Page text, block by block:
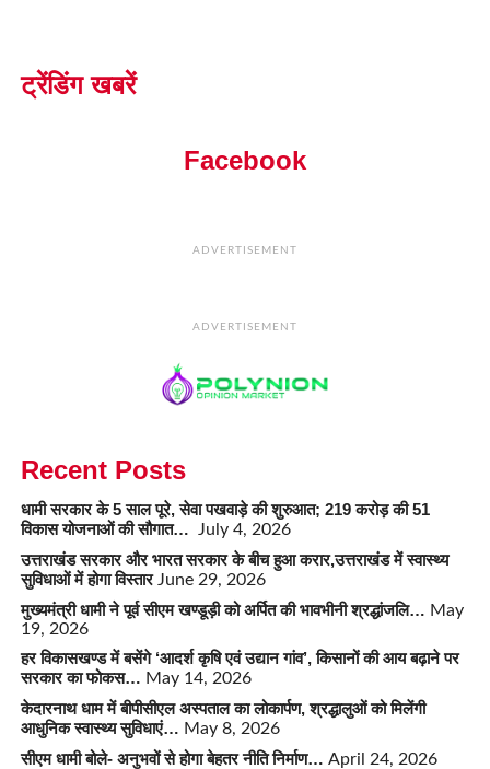
ट्रेंडिंग खबरें
Facebook
ADVERTISEMENT
ADVERTISEMENT
Recent Posts
धामी सरकार के 5 साल पूरे, सेवा पखवाड़े की शुरुआत; 219 करोड़ की 51
विकास योजनाओं की सौगात…
July 4, 2026
उत्तराखंड सरकार और भारत सरकार के बीच हुआ करार,उत्तराखंड में स्वास्थ्य
सुविधाओं में होगा विस्तार June 29, 2026
मुख्यमंत्री धामी ने पूर्व सीएम खण्डूड़ी को अर्पित की भावभीनी श्रद्धांजलि… May
19, 2026
हर विकासखण्ड में बसेंगे ‘आदर्श कृषि एवं उद्यान गांव’, किसानों की आय बढ़ाने पर
सरकार का फोकस… May 14, 2026
केदारनाथ धाम में बीपीसीएल अस्पताल का लोकार्पण, श्रद्धालुओं को मिलेंगी
आधुनिक स्वास्थ्य सुविधाएं… May 8, 2026
सीएम धामी बोले- अनुभवों से होगा बेहतर नीति निर्माण… April 24, 2026